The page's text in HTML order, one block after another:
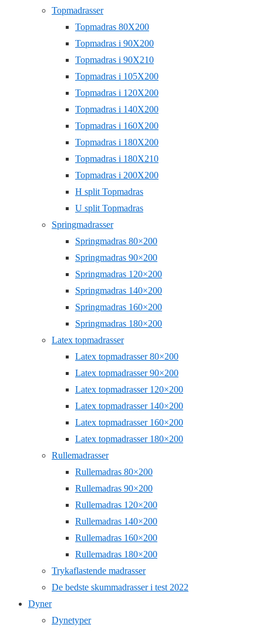
Topmadrasser
Topmadras 80X200
Topmadras i 90X200
Topmadras i 90X210
Topmadras i 105X200
Topmadras i 120X200
Topmadras i 140X200
Topmadras i 160X200
Topmadras i 180X200
Topmadras i 180X210
Topmadras i 200X200
H split Topmadras
U split Topmadras
Springmadrasser
Springmadras 80×200
Springmadras 90×200
Springmadras 120×200
Springmadras 140×200
Springmadras 160×200
Springmadras 180×200
Latex topmadrasser
Latex topmadrasser 80×200
Latex topmadrasser 90×200
Latex topmadrasser 120×200
Latex topmadrasser 140×200
Latex topmadrasser 160×200
Latex topmadrasser 180×200
Rullemadrasser
Rullemadras 80×200
Rullemadras 90×200
Rullemadras 120×200
Rullemadras 140×200
Rullemadras 160×200
Rullemadras 180×200
Trykaflastende madrasser
De bedste skummadrasser i test 2022
Dyner
Dynetyper